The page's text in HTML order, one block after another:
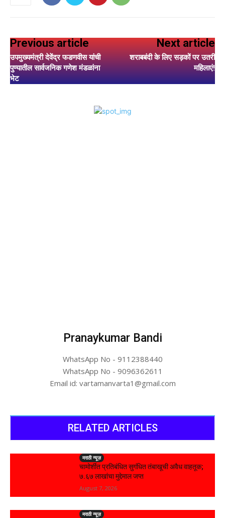
Previous article
उपमुख्यमंत्री देवेंद्र फडणवीस यांची
पुण्यातील सार्वजनिक गणेश मंडळांना
भेट
Next article
शराबबंदी के लिए सड़कों पर उतरीं
महिलाएं!
Pranaykumar Bandi
WhatsApp No - 9112388440
WhatsApp No - 9096362611
Email id: vartamanvarta1@gmail.com
RELATED ARTICLES
मराठी न्यूज़
चामोर्शीत प्रतिबंधित सुगंधित तंबाखूची अवैध वाहतूक;
₹७.६७ लाखांचा मुद्देमाल जप्त
August 7, 2026
मराठी न्यूज़